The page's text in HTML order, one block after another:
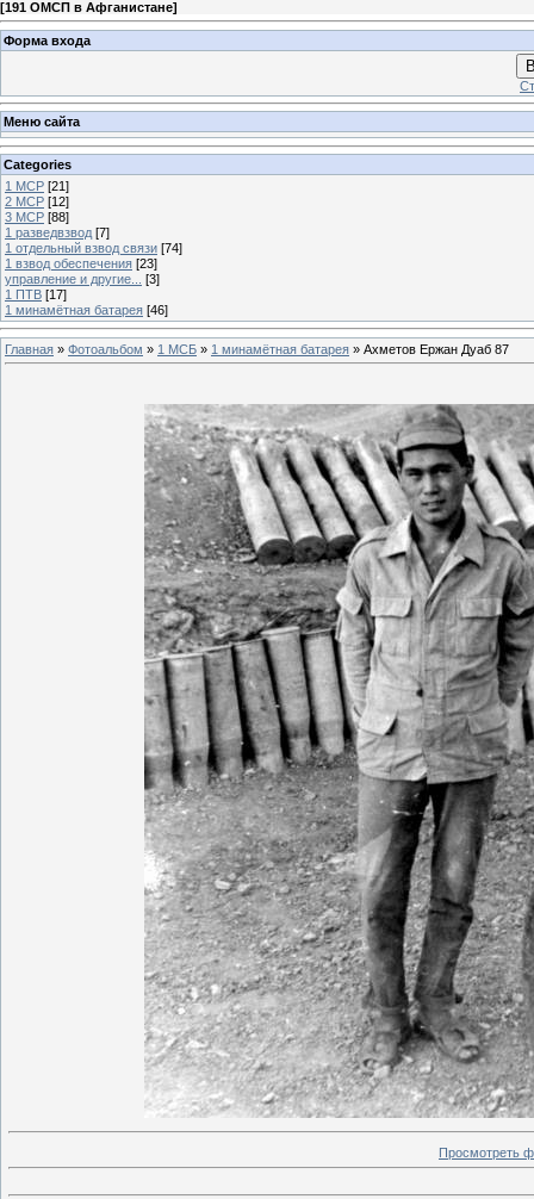
[191 ОМСП в Афганистане]
Форма входа
Меню сайта
Categories
1 МСР [21]
2 МСР [12]
3 МСР [88]
1 разведвзвод [7]
1 отдельный взвод связи [74]
1 взвод обеспечения [23]
управление и другие...
[3]
1 ПТВ [17]
1 минамётная батарея [46]
Главная » Фотоальбом » 1 МСБ » 1 минамётная батарея » Ахметов Ержан Дуаб 87
Просмотреть